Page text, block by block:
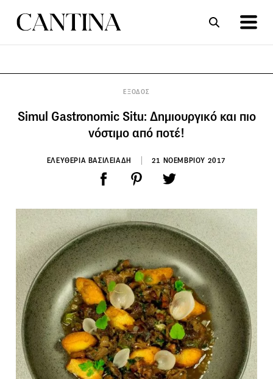
ΕΞΟΔΟΣ
Simul Gastronomic Situ: Δημιουργικό και πιο
νόστιμο από ποτέ!
ΕΛΕΥΘΕΡΙΑ ΒΑΣΙΛΕΙΑΔΗ 21 ΝΟΕΜΒΡΙΟΥ 2017